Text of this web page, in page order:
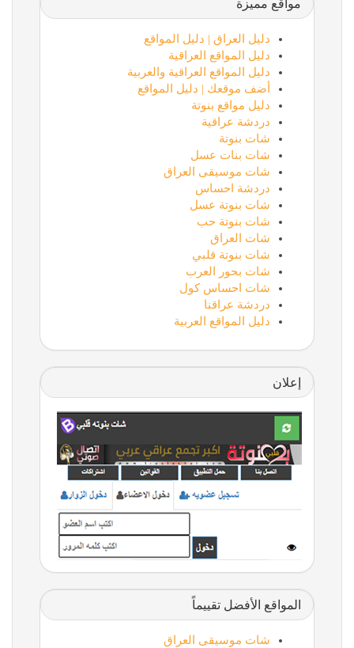
مواقع مميزة
دليل العراق | دليل المواقع
دليل المواقع العراقية
دليل المواقع العراقية والعربية
أضف موقعك | دليل المواقع
دليل مواقع بنوتة
دردشة عراقية
شات بنوتة
شات بنات عسل
شات موسيقى العراق
دردشة احساس
شات بنوتة عسل
شات بنوتة حب
شات العراق
شات بنوتة قلبي
شات بحور العرب
شات احساس كول
دردشة عراقنا
دليل المواقع العربية
إعلان
المواقع الأفضل تقييماً
شات موسيقى العراق